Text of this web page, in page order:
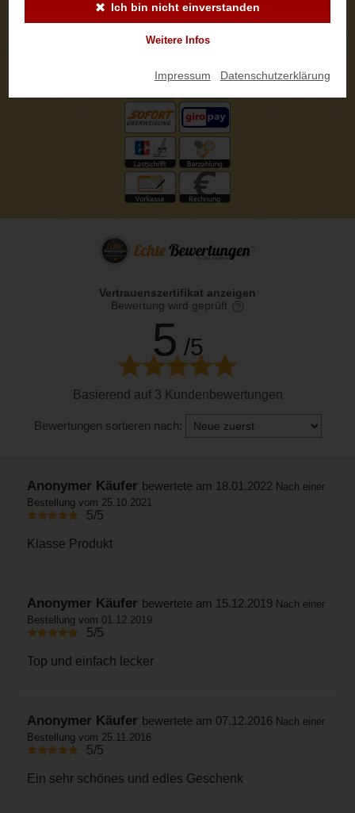
Ich bin nicht einverstanden
Weitere Infos
Impressum Datenschutzerklärung
Vertrauenszertifikat anzeigen
Bewertung wird geprüft
5 /5
Basierend auf 3 Kundenbewertungen
Bewertungen sortieren nach:
Anonymer Käufer bewertete am 18.01.2022 Nach einer
Bestellung vom 25.10.2021
5/5
Klasse Produkt
Anonymer Käufer bewertete am 15.12.2019 Nach einer
Bestellung vom 01.12.2019
5/5
Top und einfach lecker
Anonymer Käufer bewertete am 07.12.2016 Nach einer
Bestellung vom 25.11.2016
5/5
Ein sehr schönes und edles Geschenk